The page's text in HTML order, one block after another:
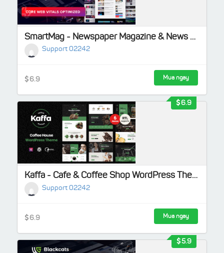
SmartMag - Newspaper Magazine & News WordPress
Support 02242
6.9 Mua ngay
Kaffa - Cafe & Coffee Shop WordPress Theme + RTL
Support 02242
6.9 Mua ngay
6.9
5.9